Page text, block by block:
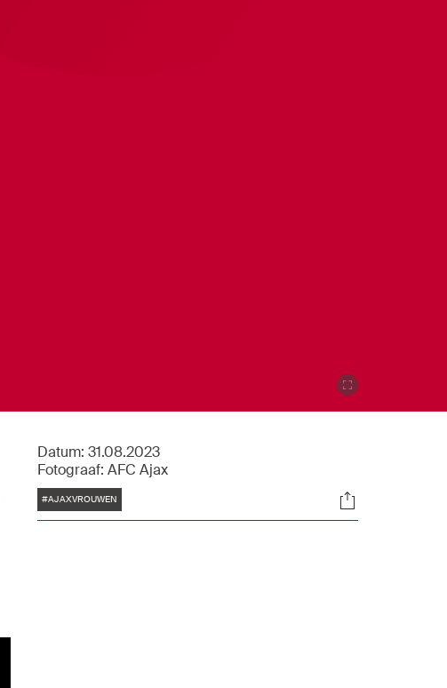
Datum: 31.08.2023
Fotograaf: AFC Ajax
Tags
#AJAXVROUWEN Socials